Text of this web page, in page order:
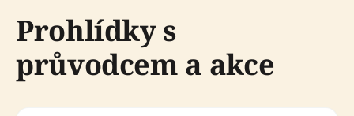
Prohlídky s
průvodcem a akce